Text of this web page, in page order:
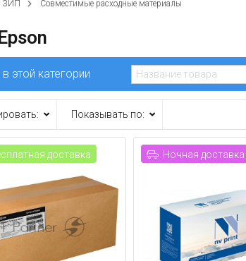
ЗИП Совместимые расходные материалы
этой категории
Показывать по:
доставка Ночная доставка